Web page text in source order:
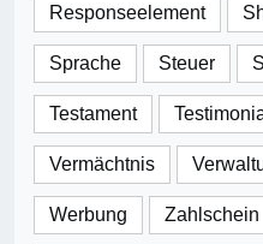
Responseelement
Sprache Steuer
Testament
Vermächtnis
Werbung Zahlschein